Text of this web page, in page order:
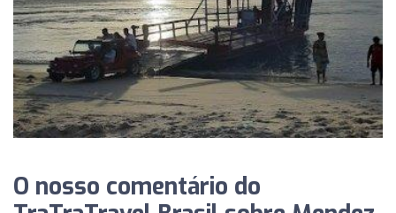
O nosso comentário do